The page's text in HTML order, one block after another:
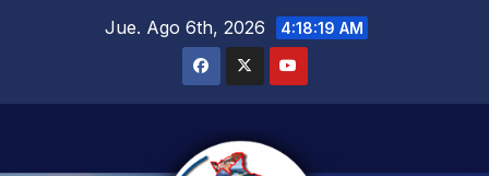
Jue. Ago 6th, 2026 4:18:20 AM